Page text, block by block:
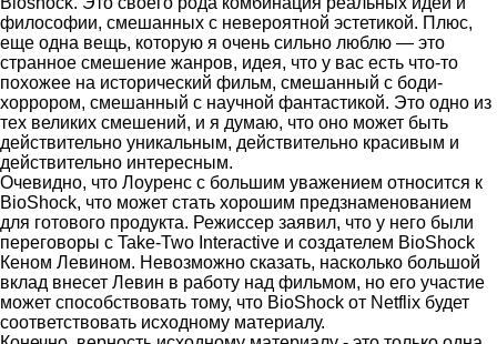
философии, смешанных с невероятной эстетикой. Плюс,
еще одна вещь, которую я очень сильно люблю — это
странное смешение жанров, идея, что у вас есть что-то
похожее на исторический фильм, смешанный с боди-
хоррором, смешанный с научной фантастикой. Это одно из
тех великих смешений, и я думаю, что оно может быть
действительно уникальным, действительно красивым и
действительно интересным.
Очевидно, что Лоуренс с большим уважением относится к
BioShock, что может стать хорошим предзнаменованием
для готового продукта. Режиссер заявил, что у него были
переговоры с Take-Two Interactive и создателем BioShock
Кеном Левином. Невозможно сказать, насколько большой
вклад внесет Левин в работу над фильмом, но его участие
может способствовать тому, что BioShock от Netflix будет
соответствовать исходному материалу.